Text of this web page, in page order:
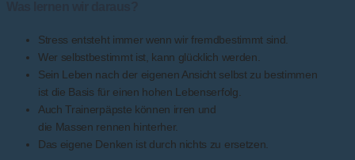
Stress entsteht immer wenn wir fremdbestimmt sind.
Wer selbstbestimmt ist, kann glücklich werden.
Sein Leben nach der eigenen Ansicht selbst zu bestimmen
ist die Basis für einen hohen Lebenserfolg.
Auch Trainerpäpste können irren und
die Massen rennen hinterher.
Das eigene Denken ist durch nichts zu ersetzen.